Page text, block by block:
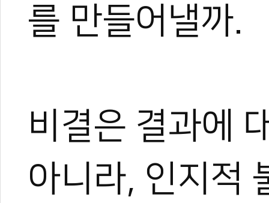
를 만들어낼까.
비결은 결과에
아니라, 인지적
경희대학교 체육대학 태권
경희대학교 체육대학원 태